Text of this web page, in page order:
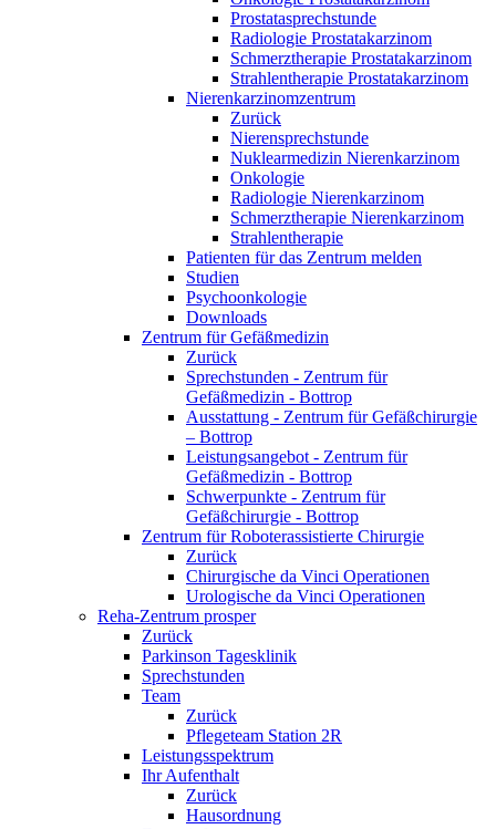
Prostatasprechstunde
Radiologie Prostatakarzinom
Schmerztherapie Prostatakarzinom
Strahlentherapie Prostatakarzinom
Nierenkarzinomzentrum
Zurück
Nierensprechstunde
Nuklearmedizin Nierenkarzinom
Onkologie
Radiologie Nierenkarzinom
Schmerztherapie Nierenkarzinom
Strahlentherapie
Patienten für das Zentrum melden
Studien
Psychoonkologie
Downloads
Zentrum für Gefäßmedizin
Zurück
Sprechstunden - Zentrum für
Gefäßmedizin - Bottrop
Ausstattung - Zentrum für Gefäßchirurgie
– Bottrop
Leistungsangebot - Zentrum für
Gefäßmedizin - Bottrop
Schwerpunkte - Zentrum für
Gefäßchirurgie - Bottrop
Zentrum für Roboterassistierte Chirurgie
Zurück
Chirurgische da Vinci Operationen
Urologische da Vinci Operationen
Reha-Zentrum prosper
Zurück
Parkinson Tagesklinik
Sprechstunden
Team
Zurück
Pflegeteam Station 2R
Leistungsspektrum
Ihr Aufenthalt
Zurück
Hausordnung